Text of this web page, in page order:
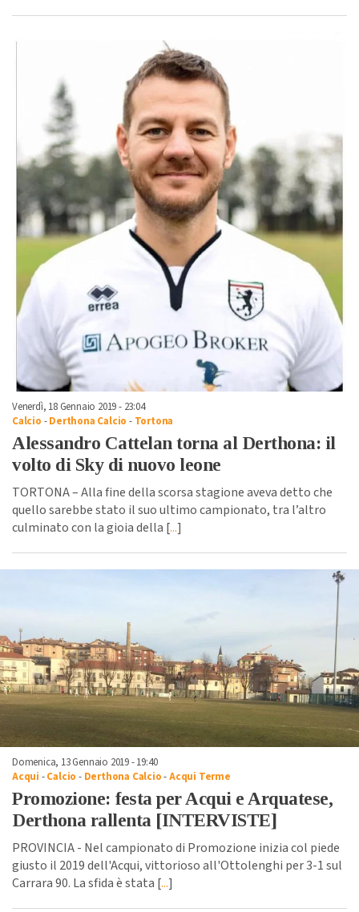
Venerdì, 18 Gennaio 2019 - 23:04
Calcio -Derthona Calcio - Tortona
Alessandro Cattelan torna al Derthona: il
volto di Sky di nuovo leone
TORTONA – Alla fine della scorsa stagione aveva detto che
quello sarebbe stato il suo ultimo campionato, tra l’altro
culminato con la gioia della [...]
Domenica, 13 Gennaio 2019 - 19:40
Acqui -Calcio - Derthona Calcio-Acqui Terme
Promozione: festa per Acqui e Arquatese,
Derthona rallenta [INTERVISTE]
PROVINCIA - Nel campionato di Promozione inizia col piede
giusto il 2019 dell'Acqui, vittorioso all'Ottolenghi per 3-1 sul
Carrara 90. La sfida è stata [...]